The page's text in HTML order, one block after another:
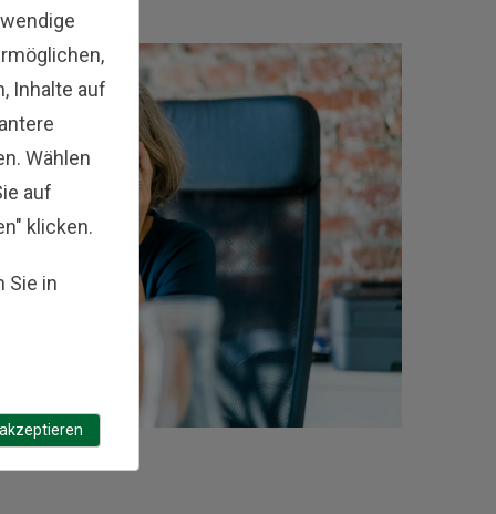
Inhalte auf
Wählen
auf
klicken.
Sie in